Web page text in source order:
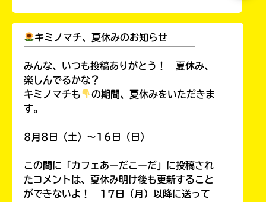
キミノマチ、夏休みのお知らせ
みんな、いつも投稿ありがとう！ 夏休み、
楽しんでるかな？
キミノマチも
の期間、夏休みをいただきま
す。
8月8日（土）～16日（日）
この間に「カフェあーだこーだ」に投稿され
たコメントは、夏休み明け後も更新すること
ができないよ！ 17日（月）以降に送って